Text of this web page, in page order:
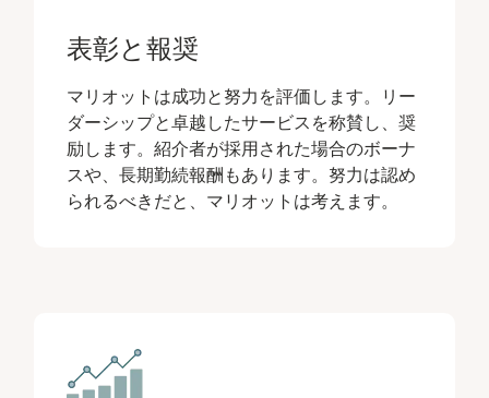
表彰と報奨
マリオットは成功と努力を評価します。リー
ダーシップと卓越したサービスを称賛し、奨
励します。紹介者が採用された場合のボーナ
スや、長期勤続報酬もあります。努力は認め
られるべきだと、マリオットは考えます。